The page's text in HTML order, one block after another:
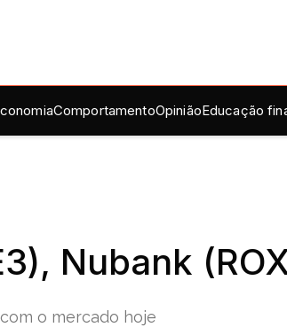
ComportamentoOpiniãoEducação
Nubank
o mercado hoje